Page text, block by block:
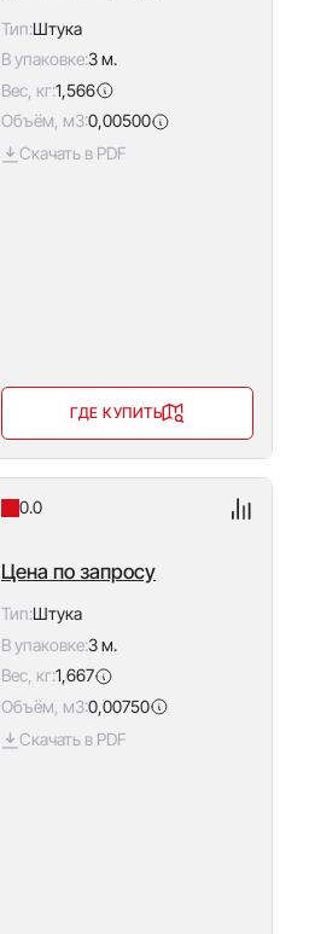
Тип:Штука
В упаковке:3 м.
Вес, кг:1,566
Объём, м3:0,00500
Скачать в PDF
ГДЕ КУПИТЬ
0.0
Цена по запросу
Тип:Штука
В упаковке:3 м.
Вес, кг:1,667
Объём, м3:0,00750
Скачать в PDF